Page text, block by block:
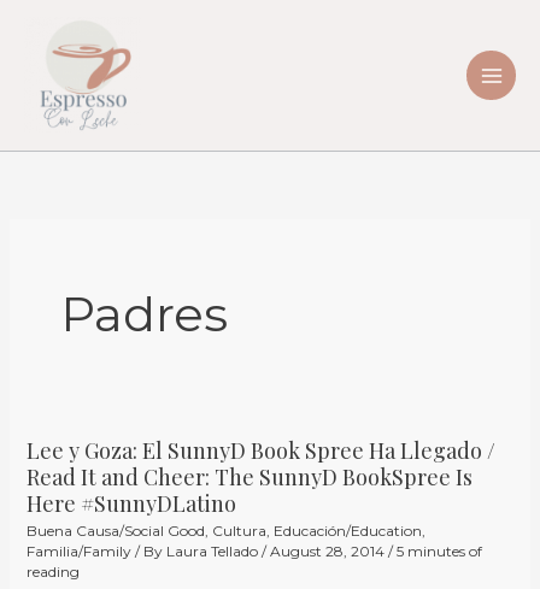
Padres
Lee y Goza: El SunnyD Book Spree Ha Llegado /
Read It and Cheer: The SunnyD BookSpree Is
Here #SunnyDLatino
Buena Causa/Social Good, Cultura, Educación/Education,
Familia/Family/ By Laura Tellado /August 28, 2014/5 minutes of
reading
Lee
y
Goza:
El
SunnyD